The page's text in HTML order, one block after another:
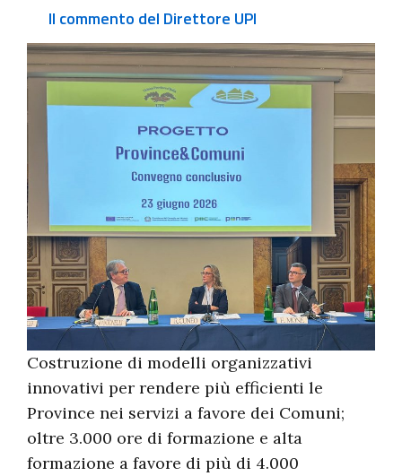
Il commento del Direttore UPI
Costruzione di modelli organizzativi
innovativi per rendere più efficienti le
Province nei servizi a favore dei Comuni;
oltre 3.000 ore di formazione e alta
formazione a favore di più di 4.000